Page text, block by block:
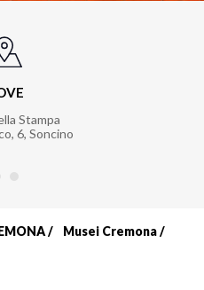
Stampa
6, Soncino
Musei Cremona